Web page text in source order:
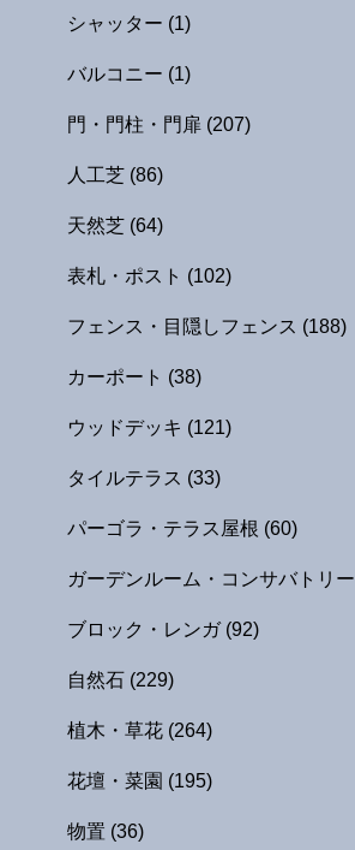
シャッター (1)
バルコニー (1)
門・門柱・門扉 (207)
人工芝 (86)
天然芝 (64)
表札・ポスト (102)
フェンス・目隠しフェンス (188)
カーポート (38)
ウッドデッキ (121)
タイルテラス (33)
パーゴラ・テラス屋根 (60)
ガーデンルーム・コンサバトリー
ブロック・レンガ (92)
自然石 (229)
植木・草花 (264)
花壇・菜園 (195)
物置 (36)